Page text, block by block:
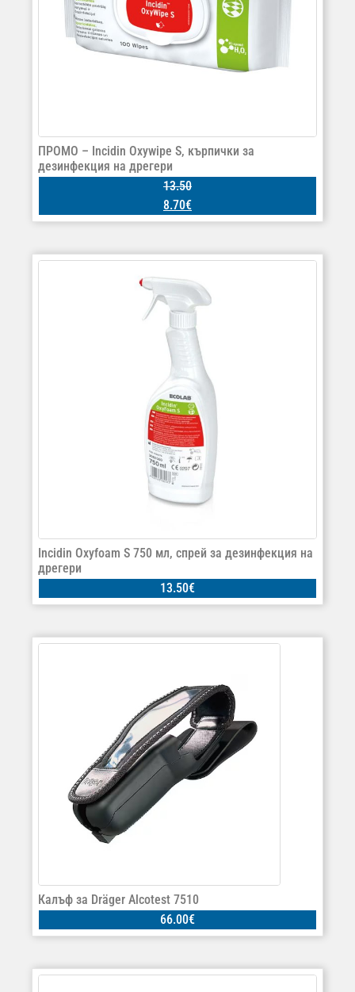
ПРОМО – Incidin Oxywipe S, кърпички за
дезинфекция на дрегери
13.50
8.70€
Incidin Oxyfoam S 750 мл, спрей за дезинфекция на
дрегери
13.50€
Калъф за Dräger Alcotest 7510
66.00€